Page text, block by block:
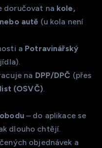
doručovat na kole,
autě (u kola není
a Potravinářský
na DPP/DPČ (přes
(OSVČ).
– do aplikace se
dlouho chtějí.
objednávek a